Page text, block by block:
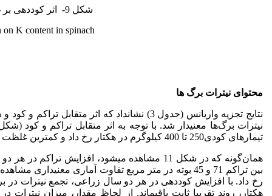
شکل 9- اثر کوددهی بر غلظت پتاسیم در گیاه اسفناج.
K content in spinach.
محتوای نیترات برگ ها
نتایج تجزیه واریانس (جدول 3) نشان­داد که
تیمارهای کودی250 تا 400 کیلوگرم در هکتار رخ داد و کمترین غلظت نیترات، در همه سطوح تراکم در تیمارکودی شاهد مشاهده شد.
همان‌گونه که در شکل 11 مشاهده می­شود، افزایش